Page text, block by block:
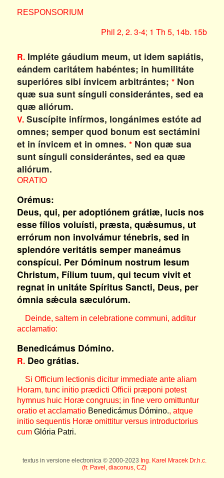
RESPONSORIUM
Phil 2, 2. 3-4; 1 Th 5, 14b. 15b
R.Impléte gáudium meum, ut idem sapiátis,
eándem caritátem habéntes; in humilitáte
superióres sibi ínvicem arbitrántes; *Non
quæ sua sunt sínguli considerántes, sed ea
quæ aliórum.
V.Suscípite infírmos, longánimes estóte ad
omnes; semper quod bonum est sectámini
et in ínvicem et in omnes. *Non quæ sua
sunt sínguli considerántes, sed ea quæ
aliórum.
ORATIO
Orémus:
Deus, qui, per adoptiónem grátiæ, lucis nos
esse fílios voluísti, præsta, quǽsumus, ut
errórum non involvámur ténebris, sed in
splendóre veritátis semper maneámus
conspícui. Per Dóminum nostrum Iesum
Christum, Fílium tuum, qui tecum vivit et
regnat in unitáte Spíritus Sancti, Deus, per
ómnia sǽcula sæculórum.
Deinde, saltem in celebratione communi, additur
acclamatio:
Benedicámus Dómino.
R.Deo grátias.
Si Officium lectionis dicitur immediate ante aliam
Horam, tunc initio prædicti Officii præponi potest
hymnus huic Horæ congruus; in fine vero omittuntur
oratio et acclamatio Benedicámus Dómino., atque
initio sequentis Horæ omittitur versus introductorius
cumGlória Patri.
textus in versione electronica © 2000-2023 Ing. Karel Mracek Dr.h.c.
(fr. Pavel, diaconus, CZ)